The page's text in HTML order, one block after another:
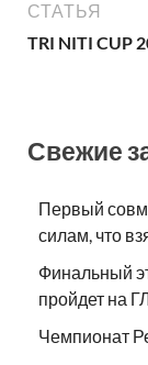
СТАТЬЯ
TRI NITI CUP
Свежие
Первый
силам, что
Финальный
пройдет на
Чемпионат